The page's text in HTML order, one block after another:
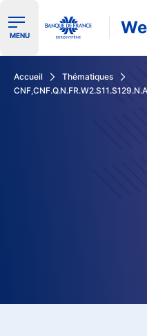
Ouvrir le menu de
MENU
Accueil
Thématiques